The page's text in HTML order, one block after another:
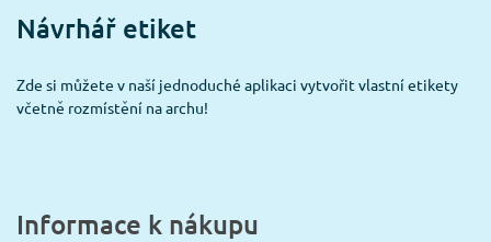
Návrhář etiket
Zde si můžete v naší jednoduché aplikaci vytvořit vlastní etikety
včetně rozmístění na archu!
Informace k nákupu